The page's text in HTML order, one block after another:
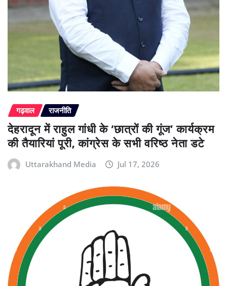
गढ़वाल राजनीति
देहरादून में राहुल गांधी के ‘छात्रों की गूंज’ कार्यक्रम
की तैयारियां पूरी, कांग्रेस के सभी वरिष्ठ नेता डटे
Uttarakhand Media Jul 17, 2026